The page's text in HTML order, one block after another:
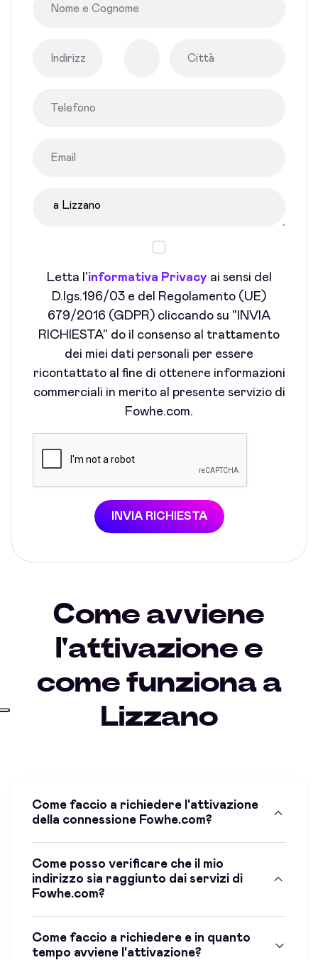
Letta l'informativa Privacyai sensi del
D.lgs.196/03 e del Regolamento (UE)
679/2016 (GDPR) cliccando su "INVIA
RICHIESTA" do il consenso al trattamento
dei miei dati personali per essere
ricontattato al fine di ottenere informazioni
commerciali in merito al presente servizio di
Fowhe.com.
INVIA RICHIESTA
Come avviene
l'attivazione e
come funziona a
Lizzano
Come faccio a richiedere l'attivazione
della connessione Fowhe.com?
Come posso verificare che il mio
indirizzo sia raggiunto dai servizi di
Fowhe.com?
Come faccio a richiedere e in quanto
tempo avviene l'attivazione?